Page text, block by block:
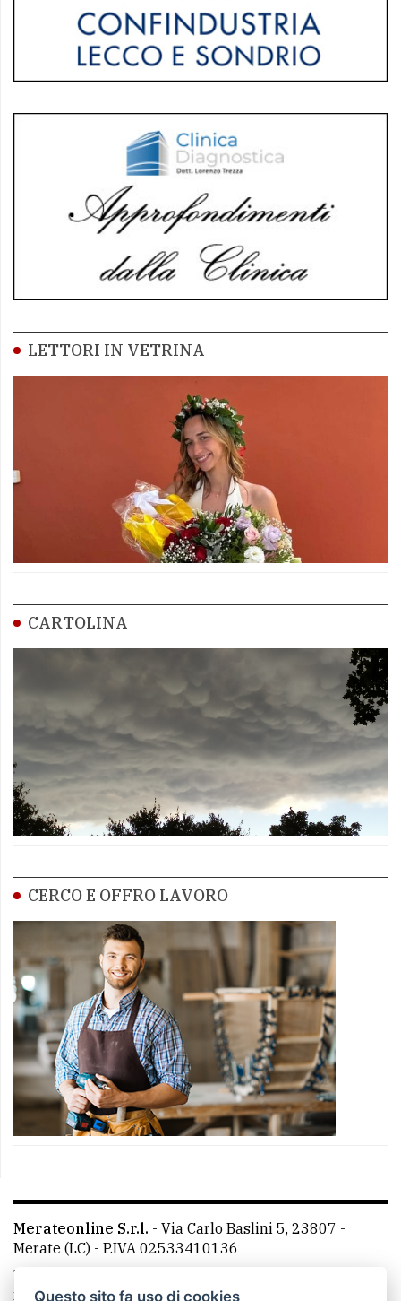
LETTORI IN VETRINA
CARTOLINA
CERCO E OFFRO LAVORO
Merateonline S.r.l. - Via Carlo Baslini 5, 23807 -
Merate (LC) - P.IVA 02533410136
Telefono:
mail: redazione@merateonline.it
Questo sito fa uso di cookies